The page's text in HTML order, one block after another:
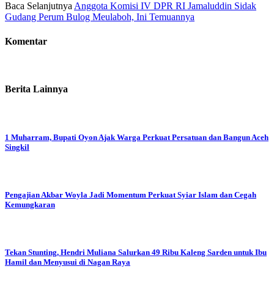
Baca Selanjutnya Anggota Komisi IV DPR RI Jamaluddin Sidak
Gudang Perum Bulog Meulaboh, Ini Temuannya
Komentar
Berita Lainnya
1 Muharram, Bupati Oyon Ajak Warga Perkuat Persatuan dan Bangun Aceh
Singkil
Pengajian Akbar Woyla Jadi Momentum Perkuat Syiar Islam dan Cegah
Kemungkaran
Tekan Stunting, Hendri Muliana Salurkan 49 Ribu Kaleng Sarden untuk Ibu
Hamil dan Menyusui di Nagan Raya